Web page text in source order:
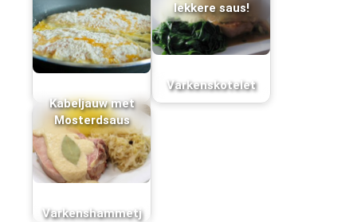
lekkere saus!
Kabeljauw met
Mosterdsaus
Varkenskotelet
Varkenshammetj